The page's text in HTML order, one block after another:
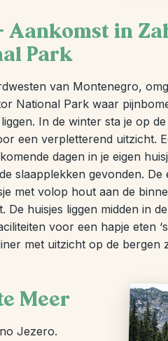
Aankomst in
Park
van Montenegro,
National Park waar
In de winter sta je op
een verpletterend uitzicht.
dagen in je eigen
slaapplekken gevonden.
met volop hout aan de
De huisjes liggen midden in
voor een hapje eten
met uitzicht op de bergen
Meer
Jezero.